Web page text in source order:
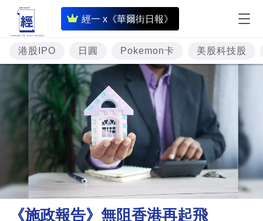
經一 x《華爾街日報》
即
時
財
經
專
題
投
資
市
理
財
港股IPO 日圓 Pokemon卡 美股科技股
《施政報告》無阻香港再起飛